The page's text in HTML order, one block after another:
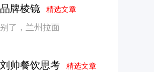
品牌棱镜精选文章
别了，兰州拉面
刘帅餐饮思考精选文章